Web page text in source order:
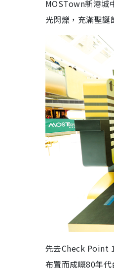
MOSTown新港城
光閃爍，充滿聖誕
先去Check Point
布置而成嘅80年代